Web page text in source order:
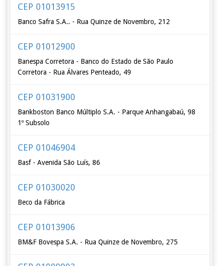
CEP 01013915
Banco Safra S.A.. - Rua Quinze de Novembro, 212
CEP 01012900
Banespa Corretora - Banco do Estado de São Paulo
Corretora - Rua Álvares Penteado, 49
CEP 01031900
Bankboston Banco Múltiplo S.A. - Parque Anhangabaú, 98
1º Subsolo
CEP 01046904
Basf - Avenida São Luís, 86
CEP 01030020
Beco da Fábrica
CEP 01013906
BM&F Bovespa S.A. - Rua Quinze de Novembro, 275